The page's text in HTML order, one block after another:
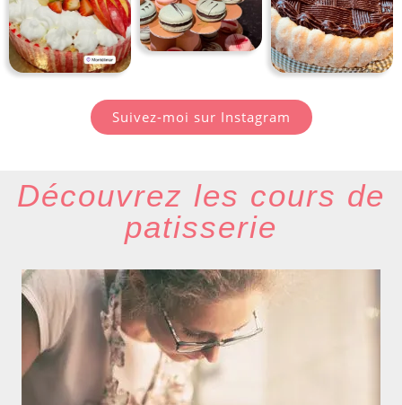
Suivez-moi sur Instagram
Découvrez les cours de
patisserie